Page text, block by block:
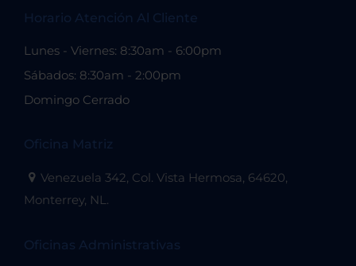
Horario Atención Al Cliente
Lunes - Viernes: 8:30am - 6:00pm
Sábados: 8:30am - 2:00pm
Domingo Cerrado
Oficina Matriz
Venezuela 342, Col. Vista Hermosa, 64620,
Monterrey, NL.
Oficinas Administrativas